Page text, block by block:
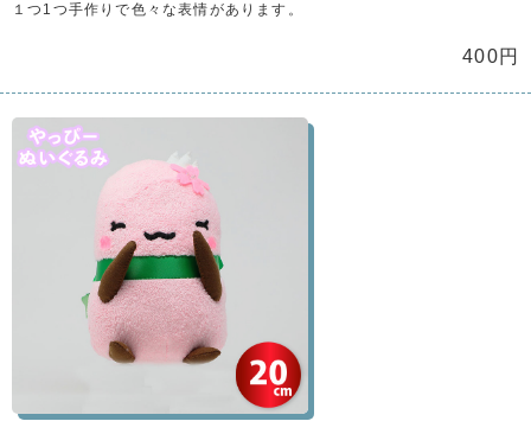
１つ1つ手作りで色々な表情があります。
400円